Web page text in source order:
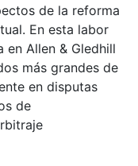
de la reforma
En esta labor
en Allen & Gledhill
más grandes de
en disputas
de